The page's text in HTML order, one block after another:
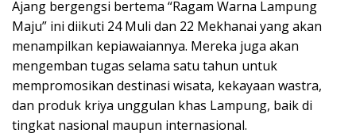
Ajang bergengsi bertema “Ragam Warna Lampung
Maju” ini diikuti 24 Muli dan 22 Mekhanai yang akan
menampilkan kepiawaiannya. Mereka juga akan
mengemban tugas selama satu tahun untuk
mempromosikan destinasi wisata, kekayaan wastra,
dan produk kriya unggulan khas Lampung, baik di
tingkat nasional maupun internasional.